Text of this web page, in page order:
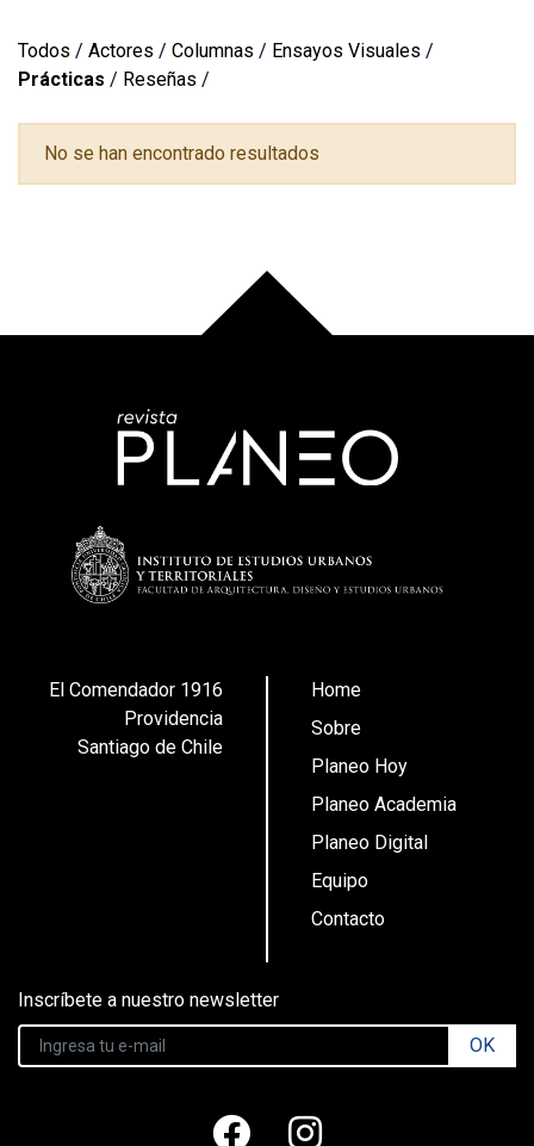
Todos / Actores / Columnas / Ensayos Visuales /
Prácticas / Reseñas /
No se han encontrado resultados
El Comendador 1916
Providencia
Santiago de Chile
Home
Sobre
Planeo Hoy
Planeo Academia
Planeo Digital
Equipo
Contacto
Inscríbete a nuestro newsletter
OK